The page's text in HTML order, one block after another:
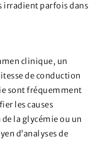
irradient parfois dans
clinique, un
de conduction
sont fréquemment
les causes
la glycémie ou un
d’analyses de